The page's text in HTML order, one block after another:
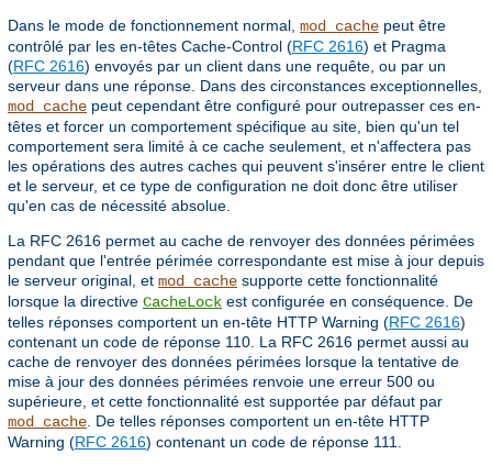
Dans le mode de fonctionnement normal, mod_cache peut être
contrôlé par les en-têtes Cache-Control (RFC 2616) et Pragma
(RFC 2616) envoyés par un client dans une requête, ou par un
serveur dans une réponse. Dans des circonstances exceptionnelles,
mod_cache peut cependant être configuré pour outrepasser ces en-
têtes et forcer un comportement spécifique au site, bien qu'un tel
comportement sera limité à ce cache seulement, et n'affectera pas
les opérations des autres caches qui peuvent s'insérer entre le client
et le serveur, et ce type de configuration ne doit donc être utiliser
qu'en cas de nécessité absolue.
La RFC 2616 permet au cache de renvoyer des données périmées
pendant que l'entrée périmée correspondante est mise à jour depuis
le serveur original, et mod_cache supporte cette fonctionnalité
lorsque la directive CacheLock est configurée en conséquence. De
telles réponses comportent un en-tête HTTP Warning (RFC 2616)
contenant un code de réponse 110. La RFC 2616 permet aussi au
cache de renvoyer des données périmées lorsque la tentative de
mise à jour des données périmées renvoie une erreur 500 ou
supérieure, et cette fonctionnalité est supportée par défaut par
mod_cache . De telles réponses comportent un en-tête HTTP
Warning (RFC 2616) contenant un code de réponse 111.